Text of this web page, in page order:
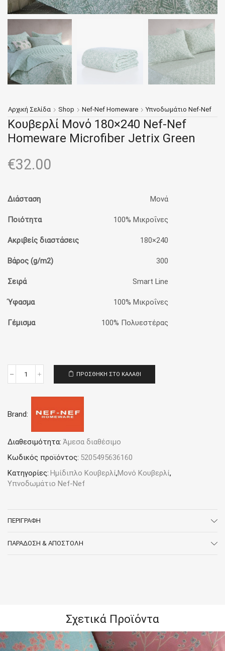
Αρχική Σελίδα Shop Nef-Nef Homeware Υπνοδωμάτιο Nef-Nef
Κουβερλί Μονό 180×240 Nef-Nef
Homeware Microfiber Jetrix Green
€32.00
Διάσταση Μονά
Ποιότητα 100% Μικροΐνες
Ακριβείς διαστάσεις 180×240
Βάρος (g/m2) 300
Σειρά Smart Line
Ύφασμα 100% Μικροΐνες
Γέμισμα 100% Πολυεστέρας
Κουβερλί
180x240
Nef
Microfiber
Jetrix
ποσότητα
ΠΡΟΣΘΉΚΗ ΣΤΟ ΚΑΛΆΘΙ
Brand:
Διαθεσιμότητα: Άμεσα διαθέσιμο
Κωδικός προϊόντος: 5205495636160
Κατηγορίες: Ημίδιπλο Κουβερλί,Μονό Κουβερλί,
Υπνοδωμάτιο Nef-Nef
ΠΕΡΙΓΡΑΦΉ
ΠΑΡΆΔΟΣΗ & ΑΠΟΣΤΟΛΉ
Σχετικά Προϊόντα